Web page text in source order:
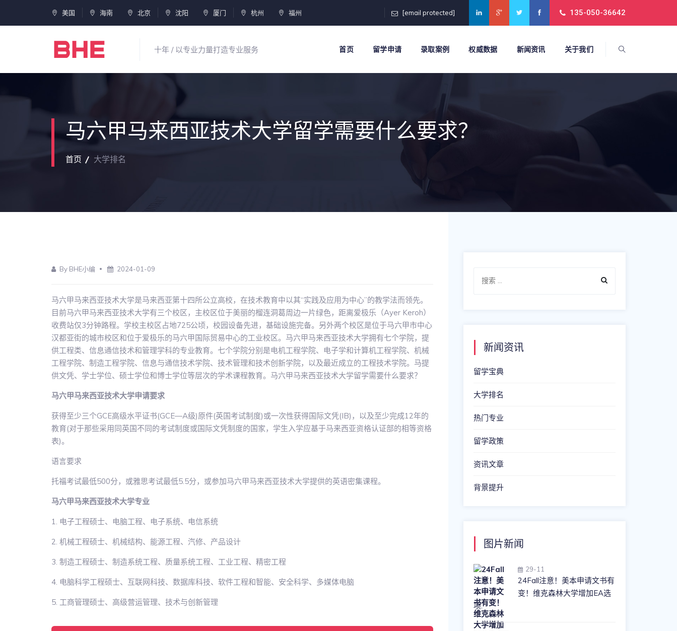
美国 海南 北京 沈阳 厦门 杭州 福州 [email protected] 135-050-36642
十年 / 以专业力量打造专业服务 首页 留学申请 录取案例 权威数据 新闻资讯 关于我们
马六甲马来西亚技术大学留学需要什么要求？
首页 大学排名
By BHE小编 2024-01-09
马六甲马来西亚技术大学是马来西亚第十四所公立高校，在技术教育中以其“实践及应用为中心”的教学法而领先。
目前马六甲马来西亚技术大学有三个校区，主校区位于美丽的榴连洞葛周边一片绿色，距离爱极乐（Ayer Keroh）
收费站仅3分钟路程。学校主校区占地725公顷，校园设备先进，基础设施完备。另外两个校区是位于马六甲市中心
汉都亚街的城市校区和位于爱极乐的马六甲国际贸易中心的工业校区。马六甲马来西亚技术大学拥有七个学院，提
供工程类、信息通信技术和管理学科的专业教育。七个学院分别是电机工程学院、电子学和计算机工程学院、机械
工程学院、制造工程学院、信息与通信技术学院、技术管理和技术创新学院，以及最近成立的工程技术学院。马提
供文凭、学士学位、硕士学位和博士学位等层次的学术课程教育。马六甲马来西亚技术大学留学需要什么要求？
马六甲马来西亚技术大学申请要求
获得至少三个GCE高级水平证书(GCE―A级)原件(英国考试制度)或一次性获得国际文凭(IB)，以及至少完成12年的
教育(对于那些采用同英国不同的考试制度或国际文凭制度的国家，学生入学应基于马来西亚资格认证部的相等资格
表)。
语言要求
托福考试最低500分，或雅思考试最低5.5分，或参加马六甲马来西亚技术大学提供的英语密集课程。
马六甲马来西亚技术大学专业
1. 电子工程硕士、电脑工程、电子系统、电信系统
2. 机械工程硕士、机械结构、能源工程、汽修、产品设计
3. 制造工程硕士、制造系统工程、质量系统工程、工业工程、精密工程
4. 电脑科学工程硕士、互联网科技、数据库科技、软件工程和智能、安全科学、多媒体电脑
5. 工商管理硕士、高级营运管理、技术与创新管理
新闻资讯
留学宝典
大学排名
热门专业
留学政策
资讯文章
背景提升
图片新闻
29-11
24Fall注意！美本申请文书有
变！维克森林大学增加EA选
项.